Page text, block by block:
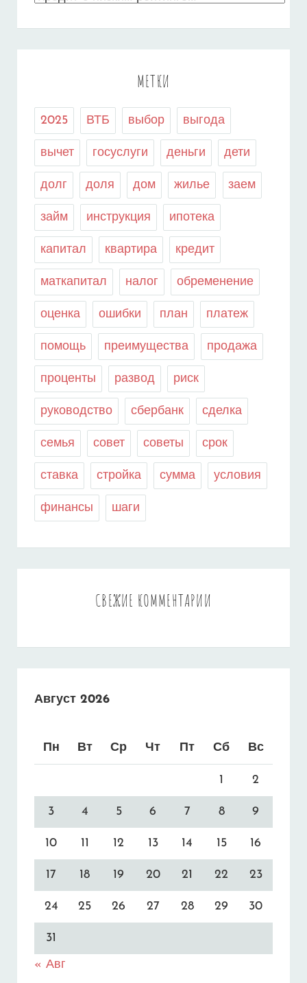
МЕТКИ
2025 ВТБ выбор выгода
вычет госуслуги деньги дети
долг доля дом жилье заем
займ инструкция ипотека
капитал квартира кредит
маткапитал налог обременение
оценка ошибки план платеж
помощь преимущества продажа
проценты развод риск
руководство сбербанк сделка
семья совет советы срок
ставка стройка сумма условия
финансы шаги
СВЕЖИЕ КОММЕНТАРИИ
Август 2026
Пн Вт Ср Чт Пт Сб Вс
1 2
3 4 5 6 7 8 9
10 11 12 13 14 15 16
17 18 19 20 21 22 23
24 25 26 27 28 29 30
31
« Авг